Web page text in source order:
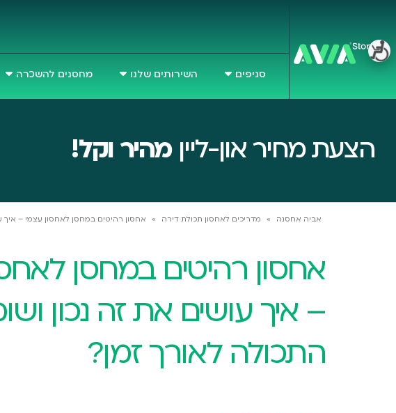
סניפים השירותים שלנו מחסנים להשכרה
הצעת מחיר און-לייןמהיר וקל!
אביה אחסנה » מדריכים לאחסון תכולת דירה » אחסון רהיטים במחסן לאחסון עצמי – איך
אחסון רהיטים במחסן
– איך עושים את זה נכון
התכולה לאורך זמן?